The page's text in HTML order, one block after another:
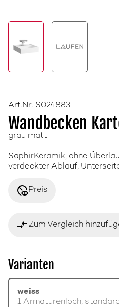
Art.Nr. S024883
Wandbecken
grau matt
SaphirKeramik, ohne
verdeckter Ablauf,
disabled_visiblePreis
compare_arrowsZum Vergleich
Varianten
weiss
1 Armaturenloch,